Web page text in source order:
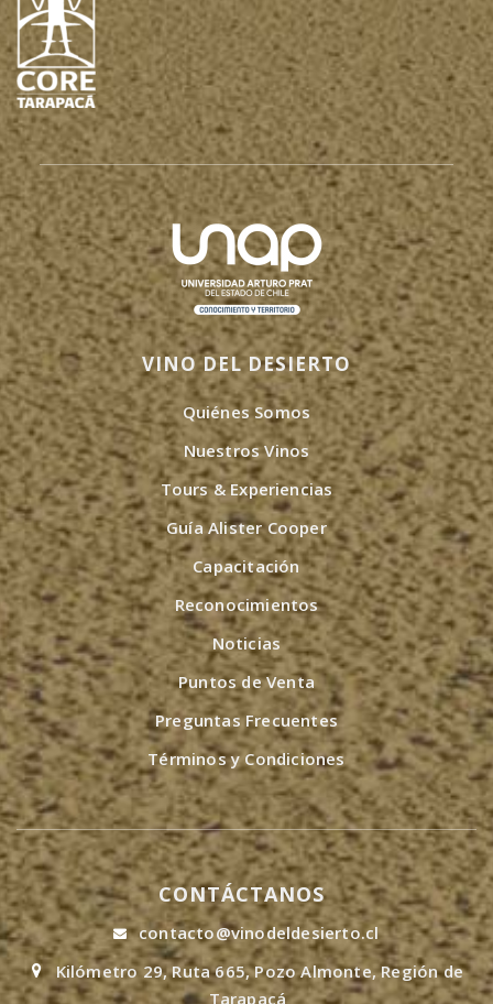
VINO DEL DESIERTO
Quiénes Somos
Nuestros Vinos
Tours & Experiencias
Guía Alister Cooper
Capacitación
Reconocimientos
Noticias
Puntos de Venta
Preguntas Frecuentes
Términos y Condiciones
CONTÁCTANOS
contacto@vinodeldesierto.cl
Kilómetro 29, Ruta 665, Pozo Almonte, Región de
Tarapacá